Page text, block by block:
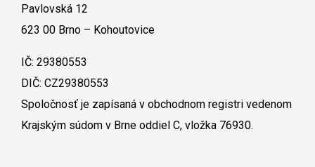
Pavlovská 12
623 00 Brno – Kohoutovice
IČ: 29380553
DIČ: CZ29380553
Spoločnosť je zapísaná v obchodnom registri vedenom
Krajským súdom v Brne oddiel C, vložka 76930.